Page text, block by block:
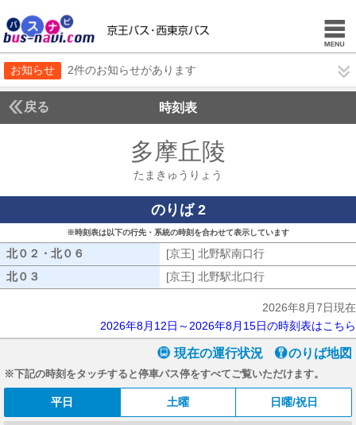
お知らせ 2件のお知らせがあります
戻る 時刻表
多摩丘陵
たまきゅうりょう
のりば 2
※時刻表は以下の行先・系統の時刻を合わせて表示しています
北０２・北０６ [京王] 北野駅南口行
北０３
[京王] 北野駅北口行
2026年8月7日現在
2026年8月12日～2026年8月15日の時刻表はこちら
現在の運行状況 のりば地図
※下記の時刻をタッチすると停車バス停をすべてご覧いただけます。
平日 土曜 日曜/祝日